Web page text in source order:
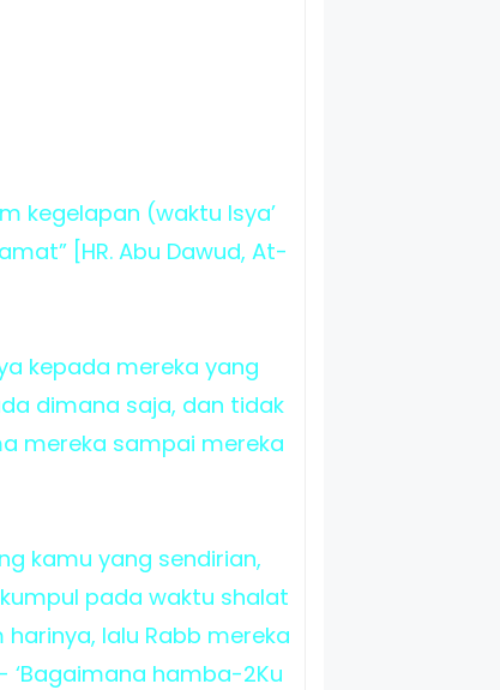
kegelapan (waktu Isya’
[HR. Abu Dawud, At-
kepada mereka yang
dimana saja, dan tidak
mereka sampai mereka
kamu yang sendirian,
pada waktu shalat
lalu Rabb mereka
hamba-2Ku